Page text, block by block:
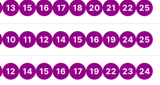
13 15 16 17 18 20 21 22 25
10 11 12 14 15 16 19 24 25
12 14 15 16 17 19 22 23 24